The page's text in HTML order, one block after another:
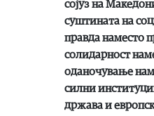
сојуз на
суштината на
правда наместо
солидарност
оданочување
силни
држава и